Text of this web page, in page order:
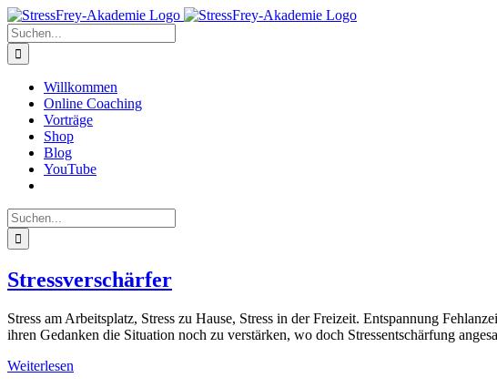
Zum
Inhalt
springen
Suche
nach:
Willkommen
Online Coaching
Vorträge
Shop
Blog
YouTube
Suche
nach:
Stressverschärfer
Stress am Arbeitsplatz, Stress zu Hause, Stress in der Freizeit. Entspannung
ihren Gedanken die Situation noch zu verstärken, wo doch Stressentschärfung
Weiterlesen